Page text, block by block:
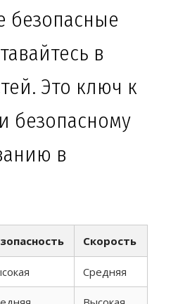
безопасные
в
Это ключ к
безопасному
в
Скорость
Средняя